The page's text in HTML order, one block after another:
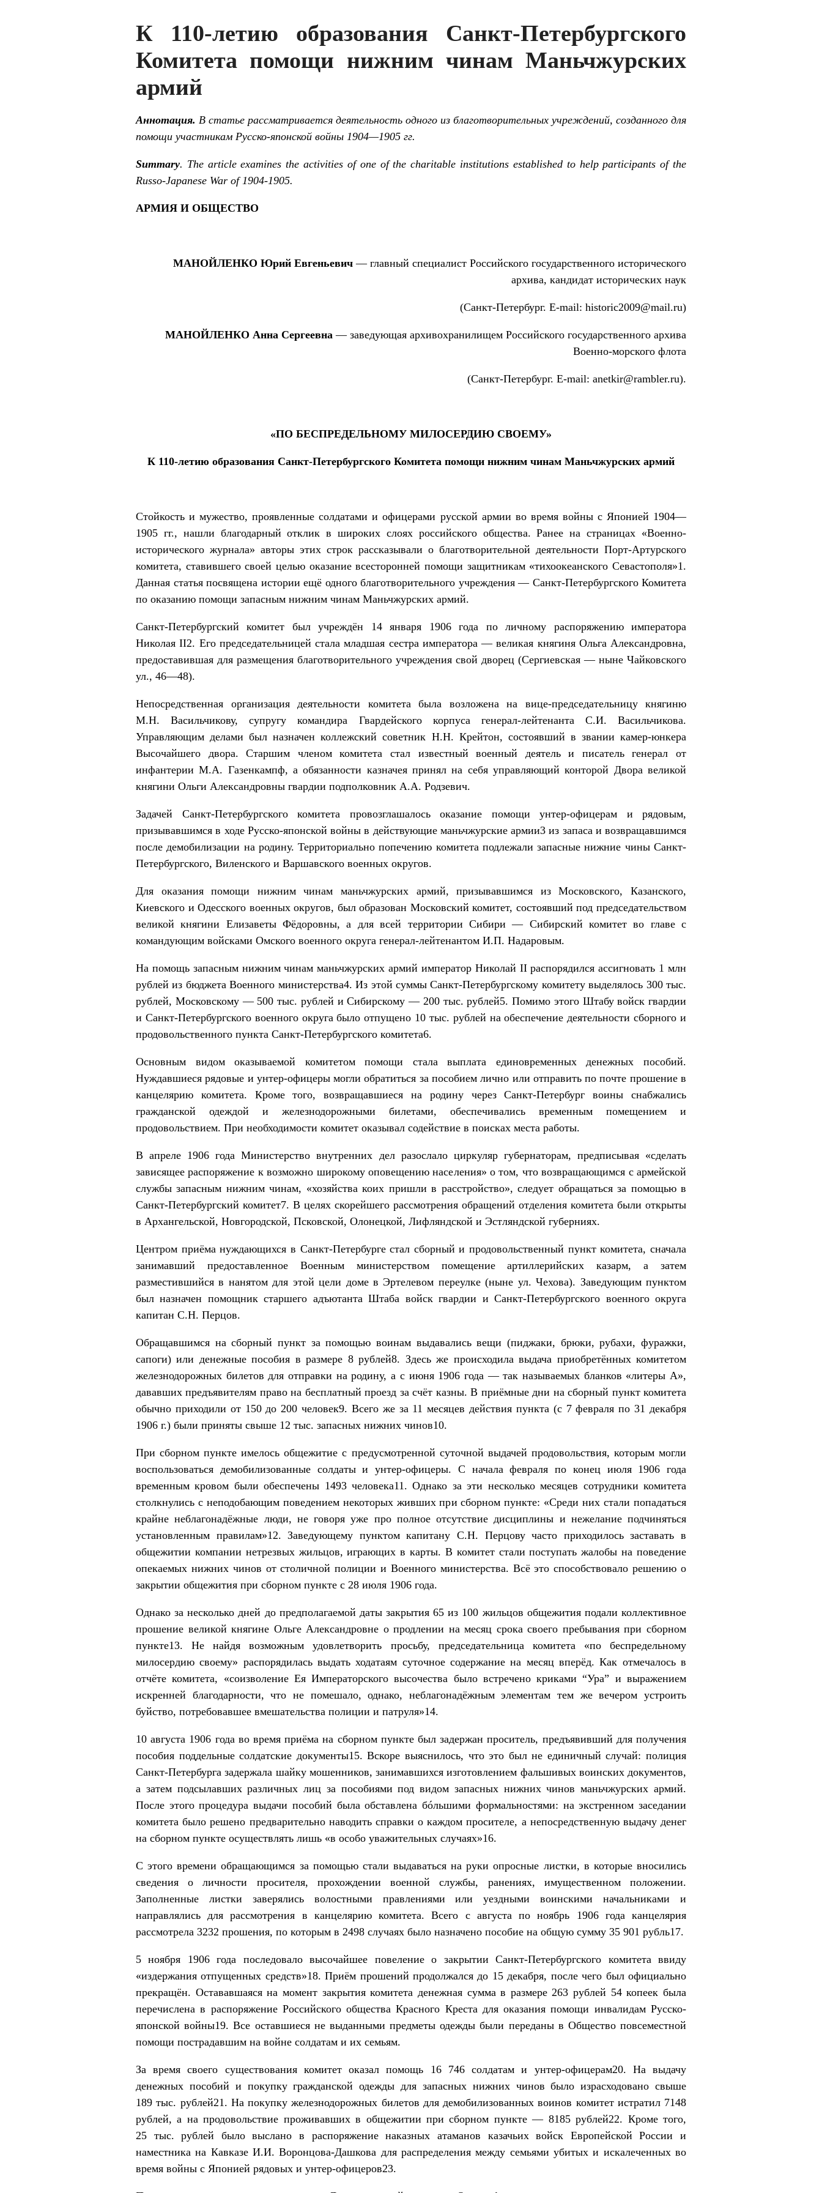
К 110-летию образования Санкт-Петербургского
Комитета помощи нижним чинам Маньчжурских
армий
Аннотация. В статье рассматривается деятельность одного из благотворительных учреждений, созданного для
помощи участникам Русско-японской войны 1904—1905 гг.
Summary. The article examines the activities of one of the charitable institutions established to help participants of the
Russo-Japanese War of 1904-1905.
АРМИЯ И ОБЩЕСТВО
МАНОЙЛЕНКО Юрий Евгеньевич — главный специалист Российского государственного исторического
архива, кандидат исторических наук
(Санкт-Петербург. E-mail: historic2009@mail.ru)
МАНОЙЛЕНКО Анна Сергеевна — заведующая архивохранилищем Российского государственного архива
Военно-морского флота
(Санкт-Петербург. E-mail: anetkir@rambler.ru).
«ПО БЕСПРЕДЕЛЬНОМУ МИЛОСЕРДИЮ СВОЕМУ»
К 110-летию образования Санкт-Петербургского Комитета помощи нижним чинам Маньчжурских армий
Стойкость и мужество, проявленные солдатами и офицерами русской армии во время войны с Японией 1904—
1905 гг., нашли благодарный отклик в широких слоях российского общества. Ранее на страницах «Военно-
исторического журнала» авторы этих строк рассказывали о благотворительной деятельности Порт-Артурского
комитета, ставившего своей целью оказание всесторонней помощи защитникам «тихоокеанского Севастополя»1.
Данная статья посвящена истории ещё одного благотворительного учреждения — Санкт-Петербургского Комитета
по оказанию помощи запасным нижним чинам Маньчжурских армий.
Санкт-Петербургский комитет был учреждён 14 января 1906 года по личному распоряжению императора
Николая II2. Его председательницей стала младшая сестра императора — великая княгиня Ольга Александровна,
предоставившая для размещения благотворительного учреждения свой дворец (Сергиевская — ныне Чайковского
ул., 46—48).
Непосредственная организация деятельности комитета была возложена на вице-председательницу княгиню
М.Н. Васильчикову, супругу командира Гвардейского корпуса генерал-лейтенанта С.И. Васильчикова.
Управляющим делами был назначен коллежский советник Н.Н. Крейтон, состоявший в звании камер-юнкера
Высочайшего двора. Старшим членом комитета стал известный военный деятель и писатель генерал от
инфантерии М.А. Газенкампф, а обязанности казначея принял на себя управляющий конторой Двора великой
княгини Ольги Александровны гвардии подполковник А.А. Родзевич.
Задачей Санкт-Петербургского комитета провозглашалось оказание помощи унтер-офицерам и рядовым,
призывавшимся в ходе Русско-японской войны в действующие маньчжурские армии3 из запаса и возвращавшимся
после демобилизации на родину. Территориально попечению комитета подлежали запасные нижние чины Санкт-
Петербургского, Виленского и Варшавского военных округов.
Для оказания помощи нижним чинам маньчжурских армий, призывавшимся из Московского, Казанского,
Киевского и Одесского военных округов, был образован Московский комитет, состоявший под председательством
великой княгини Елизаветы Фёдоровны, а для всей территории Сибири — Сибирский комитет во главе с
командующим войсками Омского военного округа генерал-лейтенантом И.П. Надаровым.
На помощь запасным нижним чинам маньчжурских армий император Николай II распорядился ассигновать 1 млн
рублей из бюджета Военного министерства4. Из этой суммы Санкт-Петербургскому комитету выделялось 300 тыс.
рублей, Московскому — 500 тыс. рублей и Сибирскому — 200 тыс. рублей5. Помимо этого Штабу войск гвардии
и Санкт-Петербургского военного округа было отпущено 10 тыс. рублей на обеспечение деятельности сборного и
продовольственного пункта Санкт-Петербургского комитета6.
Основным видом оказываемой комитетом помощи стала выплата единовременных денежных пособий.
Нуждавшиеся рядовые и унтер-офицеры могли обратиться за пособием лично или отправить по почте прошение в
канцелярию комитета. Кроме того, возвращавшиеся на родину через Санкт-Петербург воины снабжались
гражданской одеждой и железнодорожными билетами, обеспечивались временным помещением и
продовольствием. При необходимости комитет оказывал содействие в поисках места работы.
В апреле 1906 года Министерство внутренних дел разослало циркуляр губернаторам, предписывая «сделать
зависящее распоряжение к возможно широкому оповещению населения» о том, что возвращающимся с армейской
службы запасным нижним чинам, «хозяйства коих пришли в расстройство», следует обращаться за помощью в
Санкт-Петербургский комитет7. В целях скорейшего рассмотрения обращений отделения комитета были открыты
в Архангельской, Новгородской, Псковской, Олонецкой, Лифляндской и Эстляндской губерниях.
Центром приёма нуждающихся в Санкт-Петербурге стал сборный и продовольственный пункт комитета, сначала
занимавший предоставленное Военным министерством помещение артиллерийских казарм, а затем
разместившийся в нанятом для этой цели доме в Эртелевом переулке (ныне ул. Чехова). Заведующим пунктом
был назначен помощник старшего адъютанта Штаба войск гвардии и Санкт-Петербургского военного округа
капитан С.Н. Перцов.
Обращавшимся на сборный пункт за помощью воинам выдавались вещи (пиджаки, брюки, рубахи, фуражки,
сапоги) или денежные пособия в размере 8 рублей8. Здесь же происходила выдача приобретённых комитетом
железнодорожных билетов для отправки на родину, а с июня 1906 года — так называемых бланков «литеры А»,
дававших предъявителям право на бесплатный проезд за счёт казны. В приёмные дни на сборный пункт комитета
обычно приходили от 150 до 200 человек9. Всего же за 11 месяцев действия пункта (с 7 февраля по 31 декабря
1906 г.) были приняты свыше 12 тыс. запасных нижних чинов10.
При сборном пункте имелось общежитие с предусмотренной суточной выдачей продовольствия, которым могли
воспользоваться демобилизованные солдаты и унтер-офицеры. С начала февраля по конец июля 1906 года
временным кровом были обеспечены 1493 человека11. Однако за эти несколько месяцев сотрудники комитета
столкнулись с неподобающим поведением некоторых живших при сборном пункте: «Среди них стали попадаться
крайне неблагонадёжные люди, не говоря уже про полное отсутствие дисциплины и нежелание подчиняться
установленным правилам»12. Заведующему пунктом капитану С.Н. Перцову часто приходилось заставать в
общежитии компании нетрезвых жильцов, играющих в карты. В комитет стали поступать жалобы на поведение
опекаемых нижних чинов от столичной полиции и Военного министерства. Всё это способствовало решению о
закрытии общежития при сборном пункте с 28 июля 1906 года.
Однако за несколько дней до предполагаемой даты закрытия 65 из 100 жильцов общежития подали коллективное
прошение великой княгине Ольге Александровне о продлении на месяц срока своего пребывания при сборном
пункте13. Не найдя возможным удовлетворить просьбу, председательница комитета «по беспредельному
милосердию своему» распорядилась выдать ходатаям суточное содержание на месяц вперёд. Как отмечалось в
отчёте комитета, «соизволение Ея Императорского высочества было встречено криками “Ура” и выражением
искренней благодарности, что не помешало, однако, неблагонадёжным элементам тем же вечером устроить
буйство, потребовавшее вмешательства полиции и патруля»14.
10 августа 1906 года во время приёма на сборном пункте был задержан проситель, предъявивший для получения
пособия поддельные солдатские документы15. Вскоре выяснилось, что это был не единичный случай: полиция
Санкт-Петербурга задержала шайку мошенников, занимавшихся изготовлением фальшивых воинских документов,
а затем подсылавших различных лиц за пособиями под видом запасных нижних чинов маньчжурских армий.
После этого процедура выдачи пособий была обставлена бóльшими формальностями: на экстренном заседании
комитета было решено предварительно наводить справки о каждом просителе, а непосредственную выдачу денег
на сборном пункте осуществлять лишь «в особо уважительных случаях»16.
С этого времени обращающимся за помощью стали выдаваться на руки опросные листки, в которые вносились
сведения о личности просителя, прохождении военной службы, ранениях, имущественном положении.
Заполненные листки заверялись волостными правлениями или уездными воинскими начальниками и
направлялись для рассмотрения в канцелярию комитета. Всего с августа по ноябрь 1906 года канцелярия
рассмотрела 3232 прошения, по которым в 2498 случаях было назначено пособие на общую сумму 35 901 рубль17.
5 ноября 1906 года последовало высочайшее повеление о закрытии Санкт-Петербургского комитета ввиду
«издержания отпущенных средств»18. Приём прошений продолжался до 15 декабря, после чего был официально
прекращён. Остававшаяся на момент закрытия комитета денежная сумма в размере 263 рублей 54 копеек была
перечислена в распоряжение Российского общества Красного Креста для оказания помощи инвалидам Русско-
японской войны19. Все оставшиеся не выданными предметы одежды были переданы в Общество повсеместной
помощи пострадавшим на войне солдатам и их семьям.
За время своего существования комитет оказал помощь 16 746 солдатам и унтер-офицерам20. На выдачу
денежных пособий и покупку гражданской одежды для запасных нижних чинов было израсходовано свыше
189 тыс. рублей21. На покупку железнодорожных билетов для демобилизованных воинов комитет истратил 7148
рублей, а на продовольствие проживавших в общежитии при сборном пункте — 8185 рублей22. Кроме того,
25 тыс. рублей было выслано в распоряжение наказных атаманов казачьих войск Европейской России и
наместника на Кавказе И.И. Воронцова-Дашкова для распределения между семьями убитых и искалеченных во
время войны с Японией рядовых и унтер-офицеров23.